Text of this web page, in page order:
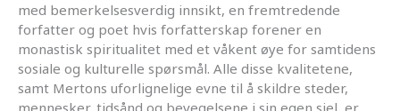
med bemerkelsesverdig innsikt, en fremtredende
forfatter og poet hvis forfatterskap forener en
monastisk spiritualitet med et våkent øye for samtidens
sosiale og kulturelle spørsmål. Alle disse kvalitetene,
samt Mertons uforlignelige evne til å skildre steder,
mennesker, tidsånd og bevegelsene i sin egen sjel, er